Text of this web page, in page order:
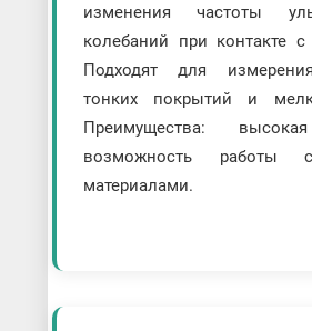
изменения частоты
колебаний при контакте
Подходят для
тонких покрытий и
Преимущества:
возможность работы
материалами.